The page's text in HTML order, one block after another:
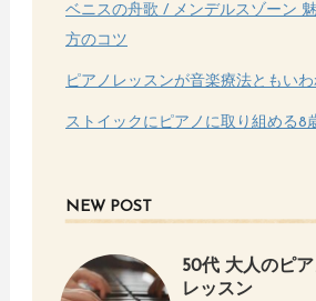
ベニスの舟歌 / メンデルスゾーン
方のコツ
ピアノレッスンが音楽療法ともい
ストイックにピアノに取り組める8
NEW POST
50代 大人のピ
レッスン